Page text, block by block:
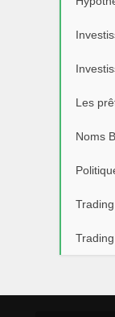
Les
Noms
Trading